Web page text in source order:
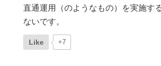
直通運用（のようなもの）を実施す
ないです。
Like +7